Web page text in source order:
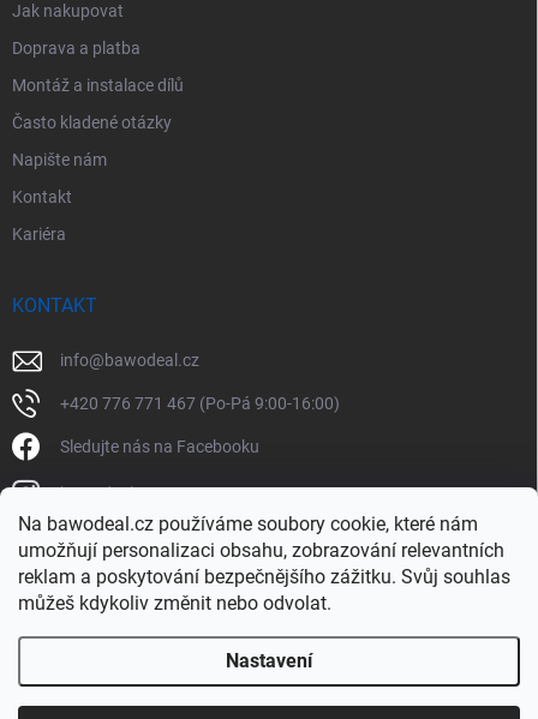
Na bawodeal.cz používáme soubory cookie, které nám
umožňují personalizaci obsahu, zobrazování relevantních
reklam a poskytování bezpečnějšího zážitku. Svůj souhlas
můžeš kdykoliv změnit nebo odvolat.
Nastavení
Jak nakupovat
Doprava a platba
Montáž a instalace dílů
Často kladené otázky
Napište nám
Kontakt
Kariéra
KONTAKT
info@bawodeal.cz
+420 776 771 467 (Po-Pá 9:00-16:00)
Sledujte nás na Facebooku
bawodealcz
@bawodealcz